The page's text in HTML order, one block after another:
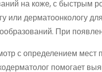
на коже, с быстрым
или дерматоонкологу
При
с определением мест
помогает